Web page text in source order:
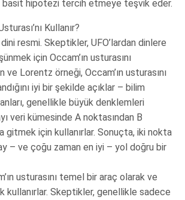
basit hipotezi tercih etmeye teşvik eder.
Kullanır?
resmi. Skeptikler, UFO’lardan dinlere
için Occam’ın usturasını
ve Lorentz örneği, Occam’ın usturasını
iyi bir şekilde açıklar – bilim
genellikle büyük denklemleri
veri kümesinde A noktasından B
gitmek için kullanırlar. Sonuçta, iki nokta
– ve çoğu zaman en iyi – yol doğru bir
usturasını temel bir araç olarak ve
kullanırlar. Skeptikler, genellikle sadece